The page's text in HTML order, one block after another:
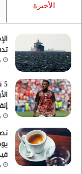
الأخيرة